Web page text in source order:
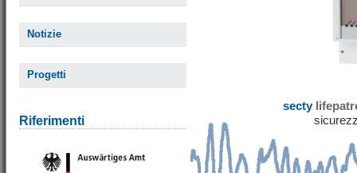
Notizie
Progetti
Riferimenti
secty